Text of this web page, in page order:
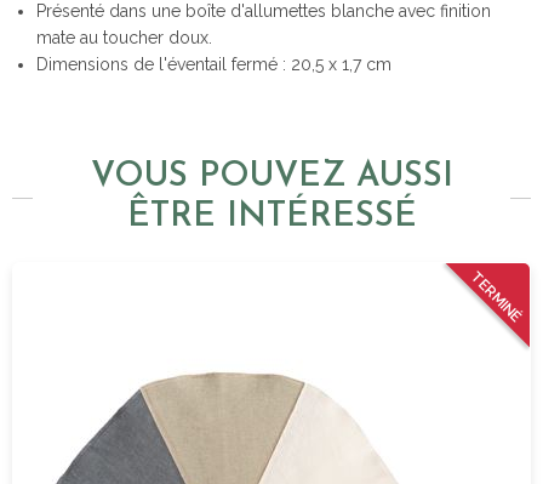
Présenté dans une boîte d'allumettes blanche avec finition
mate au toucher doux.
Dimensions de l'éventail fermé : 20,5 x 1,7 cm
VOUS POUVEZ AUSSI
ÊTRE INTÉRESSÉ
TERMINÉ